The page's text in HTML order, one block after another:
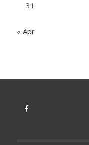
31
« Apr